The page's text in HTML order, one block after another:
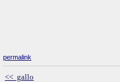
permalink
<< gallo